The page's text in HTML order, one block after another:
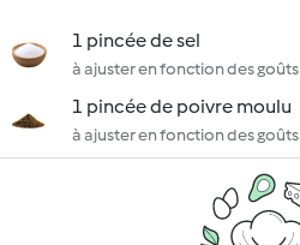
1 pincée de sel
à ajuster en fonction des goûts
1 pincée de poivre moulu
à ajuster en fonction des goûts